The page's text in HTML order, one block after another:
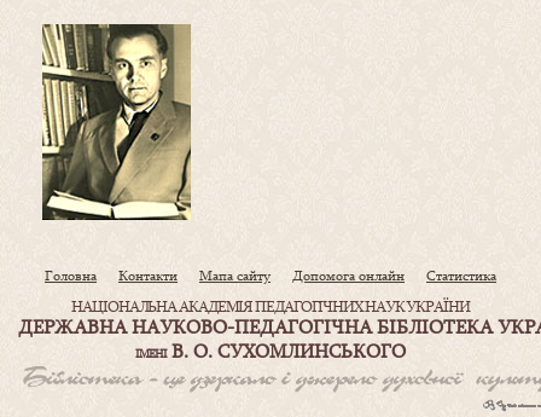
Головна Контакти Мапа сайту Допомога онлайн Статистика
НАЦІОНАЛЬНА АКАДЕМІЯ ПЕДАГОГІЧНИХ НАУК УКРАЇНИ
ДЕРЖАВНА НАУКОВО-ПЕДАГОГІЧНА БІБЛІОТЕКА
ІМЕНІВ. О. СУХОМЛИНСЬКОГО